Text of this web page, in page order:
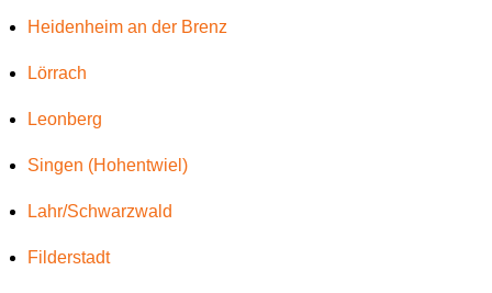
Heidenheim an der Brenz
Lörrach
Leonberg
Singen (Hohentwiel)
Lahr/Schwarzwald
Filderstadt